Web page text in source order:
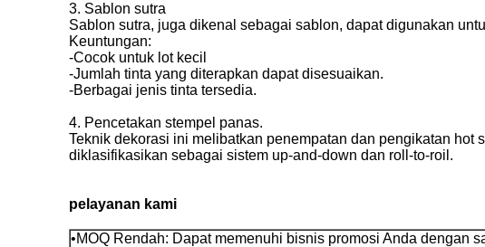
3. Sablon sutra
Sablon sutra, juga dikenal sebagai sablon, dapat digunakan
Keuntungan:
-Cocok untuk lot kecil
-Jumlah tinta yang diterapkan dapat disesuaikan.
-Berbagai jenis tinta tersedia.
4. Pencetakan stempel panas.
Teknik dekorasi ini melibatkan penempatan dan pengikatan
diklasifikasikan sebagai sistem up-and-down dan roll-to-roil.
pelayanan kami
•MOQ Rendah: Dapat memenuhi bisnis promosi Anda dengan